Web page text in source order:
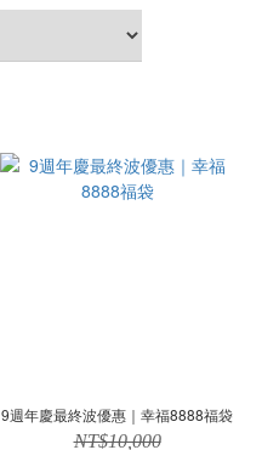
9週年慶最終波優惠｜幸福8888福袋
NT$10,000